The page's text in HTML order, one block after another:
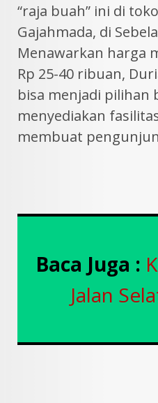
“raja buah” ini di
Gajahmada, di
Menawarkan harga
Rp 25-40 ribuan,
bisa menjadi pilihan
menyediakan
membuat
Baca Juga :
Jalan